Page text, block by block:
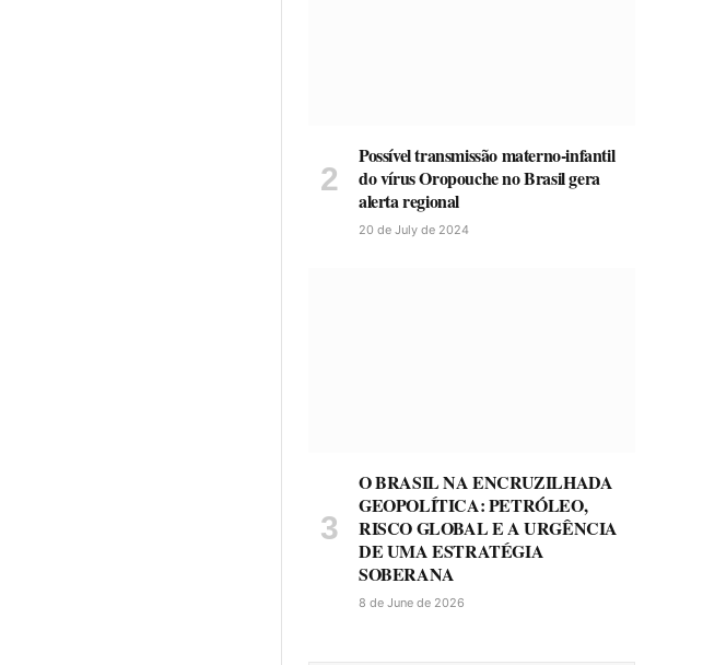
Possível transmissão materno-infantil
do vírus Oropouche no Brasil gera
alerta regional
20 de July de 2024
O BRASIL NA ENCRUZILHADA
GEOPOLÍTICA: PETRÓLEO,
RISCO GLOBAL E A URGÊNCIA
DE UMA ESTRATÉGIA
SOBERANA
8 de June de 2026